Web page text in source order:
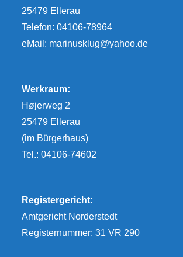
25479 Ellerau
Telefon: 04106-78964
eMail: marinusklug@yahoo.de
Werkraum:
Højerweg 2
25479 Ellerau
(im Bürgerhaus)
Tel.: 04106-74602
Registergericht:
Amtgericht Norderstedt
Registernummer: 31 VR 290